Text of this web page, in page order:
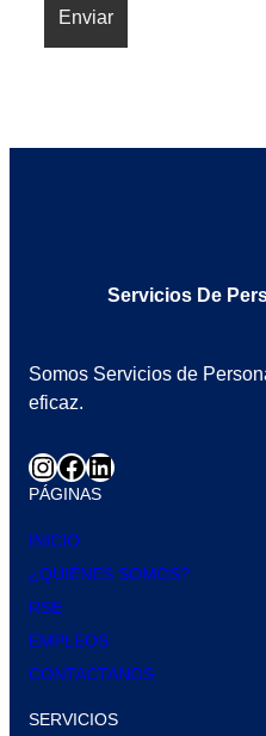
Servicios De
Somos Servicios de
eficaz.
PÁGINAS
INICIO
¿QUIÉNES SOMOS?
RSE
EMPLEOS
CONTACTANOS
SERVICIOS